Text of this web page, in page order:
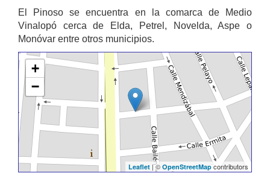
El Pinoso se encuentra en la comarca de Medio
Vinalopó cerca de Elda, Petrel, Novelda, Aspe o
Monóvar entre otros municipios.
+
−
Leaflet | © OpenStreetMap contributors